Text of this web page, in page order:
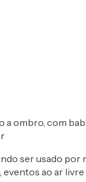
ombro, com
ser usado por
ao ar